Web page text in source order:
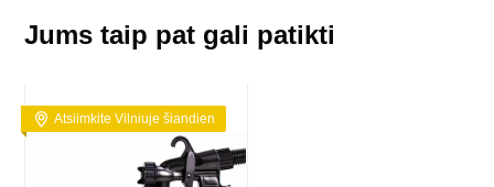
Jums taip pat gali patikti
Atsiimkite Vilniuje šiandien